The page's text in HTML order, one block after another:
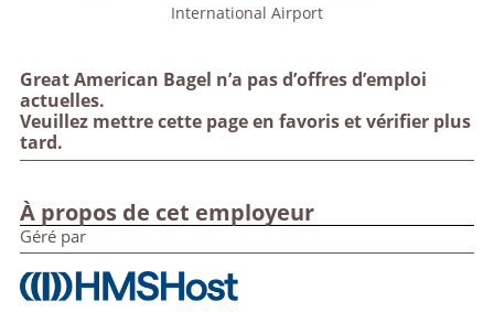
Great American Bagel n’a pas d’offres d’emploi
actuelles.
Veuillez mettre cette page en favoris et vérifier plus
tard.
International Airport
À propos de cet employeur
Géré par